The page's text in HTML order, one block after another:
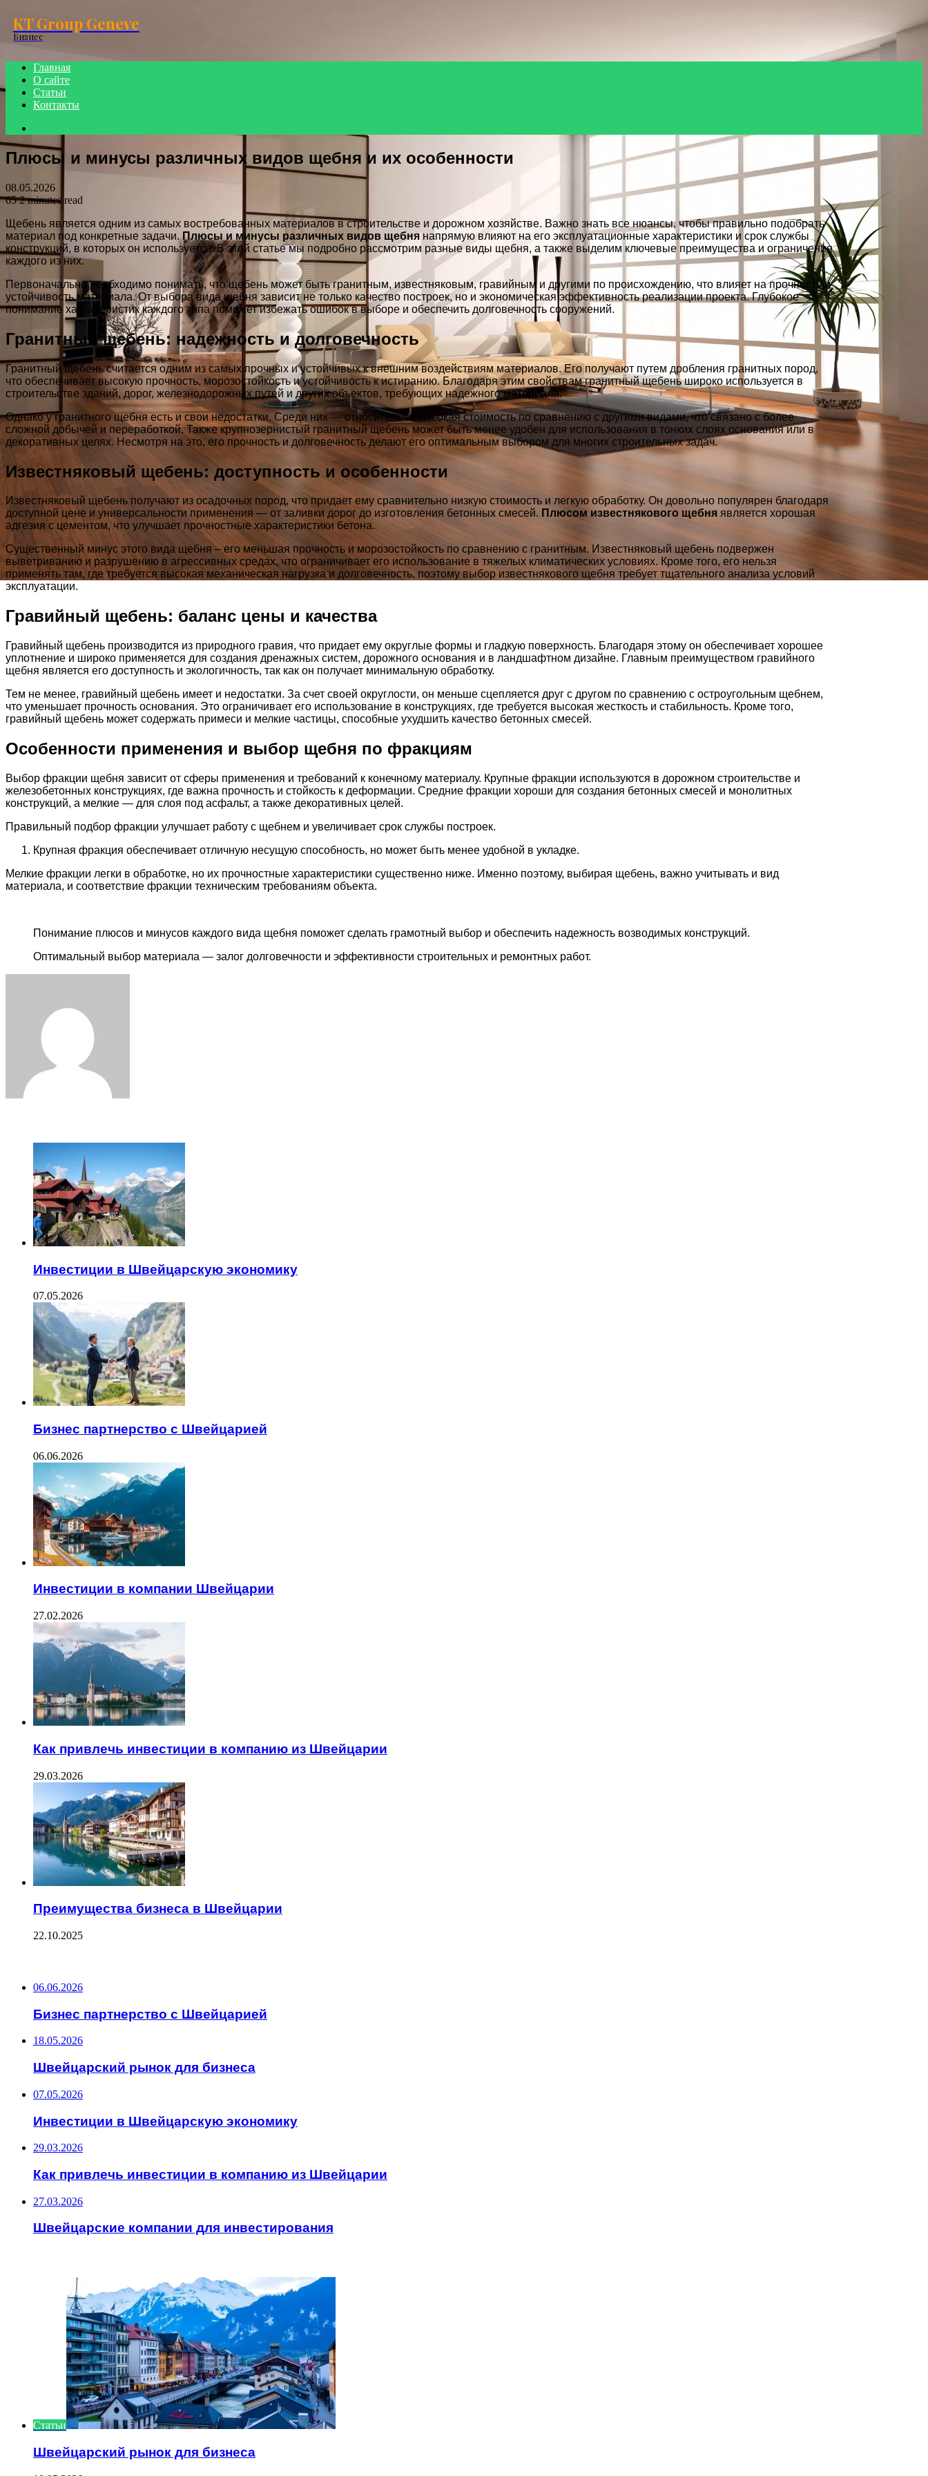
KT Group Geneve
Бизнес
Главная
О сайте
Статьи
Контакты
Плюсы и минусы различных видов щебня и их особенности
08.05.2026
652 minutes read
Щебень является одним из самых востребованных материалов в строительстве и дорожном хозяйстве. Важно знать все нюансы, чтобы правильно подобрать
материал под конкретные задачи.Плюсы и минусы различных видов щебнянапрямую влияют на его эксплуатационные характеристики и срок службы
конструкций, в которых он используется. В этой статье мы подробно рассмотрим разные виды щебня, а также выделим ключевые преимущества и ограничения
каждого из них.
Первоначально необходимо понимать, что щебень может быть гранитным, известняковым, гравийным и другими по происхождению, что влияет на прочность и
устойчивость материала. От выбора вида щебня зависит не только качество построек, но и экономическая эффективность реализации проекта. Глубокое
понимание характеристик каждого типа поможет избежать ошибок в выборе и обеспечить долговечность сооружений.
Гранитный щебень: надежность и долговечность
Гранитный щебень считается одним из самых прочных и устойчивых к внешним воздействиям материалов. Его получают путем дробления гранитных пород,
что обеспечивает высокую прочность, морозостойкость и устойчивость к истиранию. Благодаря этим свойствам гранитный щебень широко используется в
строительстве зданий, дорог, железнодорожных путей и других объектов, требующих надежного материала.
Однако у гранитного щебня есть и свои недостатки. Среди них — относительно высокая стоимость по сравнению с другими видами, что связано с более
сложной добычей и переработкой. Также крупнозернистый гранитный щебень может быть менее удобен для использования в тонких слоях основания или в
декоративных целях. Несмотря на это, его прочность и долговечность делают его оптимальным выбором для многих строительных задач.
Известняковый щебень: доступность и особенности
Известняковый щебень получают из осадочных пород, что придает ему сравнительно низкую стоимость и легкую обработку. Он довольно популярен благодаря
доступной цене и универсальности применения — от заливки дорог до изготовления бетонных смесей. Плюсом известнякового щебня является хорошая
адгезия с цементом, что улучшает прочностные характеристики бетона.
Существенный минус этого вида щебня – его меньшая прочность и морозостойкость по сравнению с гранитным. Известняковый щебень подвержен
выветриванию и разрушению в агрессивных средах, что ограничивает его использование в тяжелых климатических условиях. Кроме того, его нельзя
применять там, где требуется высокая механическая нагрузка и долговечность, поэтому выбор известнякового щебня требует тщательного анализа условий
эксплуатации.
Гравийный щебень: баланс цены и качества
Гравийный щебень производится из природного гравия, что придает ему округлые формы и гладкую поверхность. Благодаря этому он обеспечивает хорошее
уплотнение и широко применяется для создания дренажных систем, дорожного основания и в ландшафтном дизайне. Главным преимуществом гравийного
щебня является его доступность и экологичность, так как он получает минимальную обработку.
Тем не менее, гравийный щебень имеет и недостатки. За счет своей округлости, он меньше сцепляется друг с другом по сравнению с остроугольным щебнем,
что уменьшает прочность основания. Это ограничивает его использование в конструкциях, где требуется высокая жесткость и стабильность. Кроме того,
гравийный щебень может содержать примеси и мелкие частицы, способные ухудшить качество бетонных смесей.
Особенности применения и выбор щебня по фракциям
Выбор фракции щебня зависит от сферы применения и требований к конечному материалу. Крупные фракции используются в дорожном строительстве и
железобетонных конструкциях, где важна прочность и стойкость к деформации. Средние фракции хороши для создания бетонных смесей и монолитных
конструкций, а мелкие — для слоя под асфальт, а также декоративных целей.
Правильный подбор фракции улучшает работу с щебнем и увеличивает срок службы построек.
Крупная фракция обеспечивает отличную несущую способность, но может быть менее удобной в укладке.
Мелкие фракции легки в обработке, но их прочностные характеристики существенно ниже. Именно поэтому, выбирая щебень, важно учитывать и вид
материала, и соответствие фракции техническим требованиям объекта.
Понимание плюсов и минусов каждого вида щебня поможет сделать грамотный выбор и обеспечить надежность возводимых конструкций.
Оптимальный выбор материала — залог долговечности и эффективности строительных и ремонтных работ.
Инвестиции в Швейцарскую экономику
07.05.2026
Бизнес партнерство с Швейцарией
06.06.2026
Инвестиции в компании Швейцарии
27.02.2026
Как привлечь инвестиции в компанию из Швейцарии
29.03.2026
Преимущества бизнеса в Швейцарии
22.10.2025
06.06.2026
Бизнес партнерство с Швейцарией
18.05.2026
Швейцарский рынок для бизнеса
07.05.2026
Инвестиции в Швейцарскую экономику
29.03.2026
Как привлечь инвестиции в компанию из Швейцарии
27.03.2026
Швейцарские компании для инвестирования
Статьи
Швейцарский рынок для бизнеса